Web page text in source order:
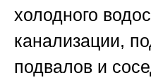
холодного
канализации,
подвалов и